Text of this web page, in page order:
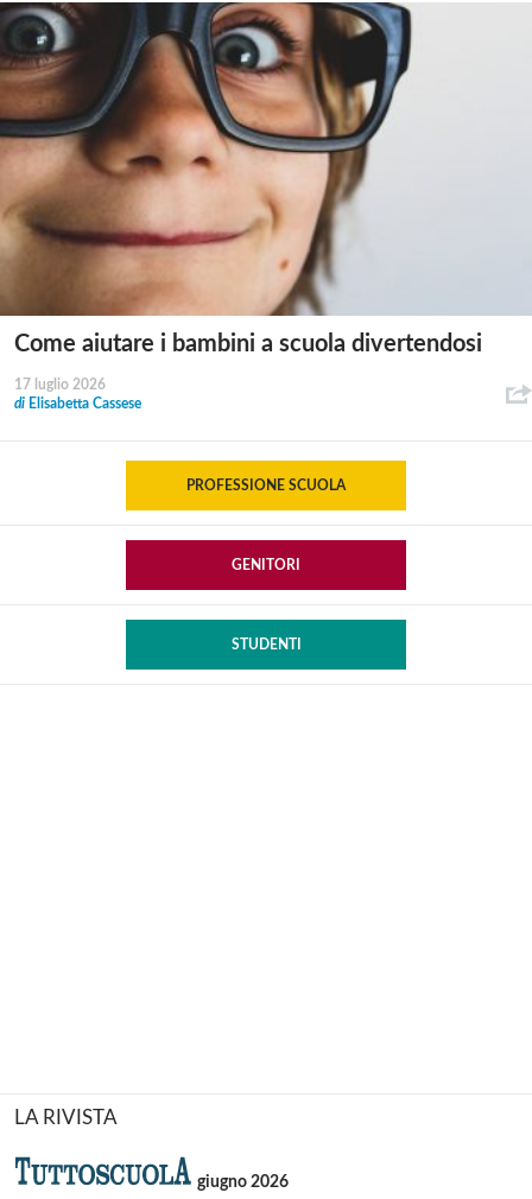
Come aiutare i bambini a scuola divertendosi
17 luglio 2026
di Elisabetta Cassese
PROFESSIONE SCUOLA
GENITORI
STUDENTI
LA RIVISTA
giugno 2026